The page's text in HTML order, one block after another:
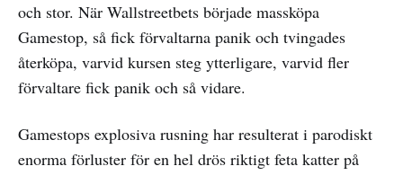
och stor. När Wallstreetbets började massköpa
Gamestop, så fick förvaltarna panik och tvingades
återköpa, varvid kursen steg ytterligare, varvid fler
förvaltare fick panik och så vidare.
Gamestops explosiva rusning har resulterat i parodiskt
enorma förluster för en hel drös riktigt feta katter på